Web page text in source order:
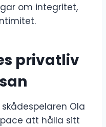
om integritet,
privatliv
Ola
att hålla sitt